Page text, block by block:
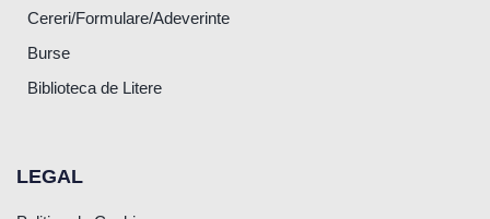
Cereri/Formulare/Adeverinte
Burse
Biblioteca de Litere
LEGAL